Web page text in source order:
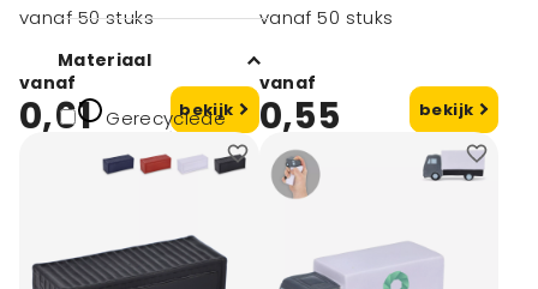
Materiaal
Gerecyclede
Vilt (1)
Kunststof (7)
Metaal (1)
vanaf 50 stuks
vanaf
0,61 bekijk
vanaf 50 stuks
vanaf
0,55 bekijk